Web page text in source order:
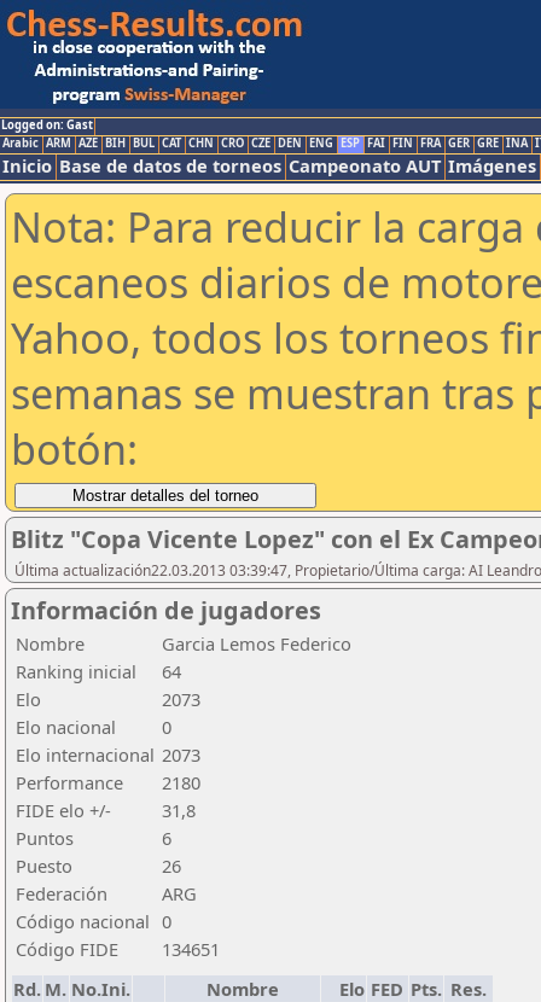
Logged on: Gast
Arabic ARM AZE BIH BUL CAT CHN CRO CZE DEN ENG ESP FAI FIN FRA GER GRE INA
Inicio Base de datos de torneos Campeonato AUT Imágenes
Nota: Para reducir la
escaneos diarios de
Yahoo, todos los torneos
semanas se muestran tras
botón:
Blitz "Copa Vicente Lopez" con el Ex
Última actualización22.03.2013 03:39:47, Propietario/Última carga: AI
Información de jugadores
Nombre
Garcia Lemos Federico
Ranking inicial
64
Elo
2073
Elo nacional
0
Elo internacional 2073
Performance
2180
FIDE elo +/-
31,8
Puntos
6
Puesto
26
Federación
ARG
Código nacional 0
Código FIDE
134651
Rd. M. No.Ini. Nombre Elo FED Pts. Res.